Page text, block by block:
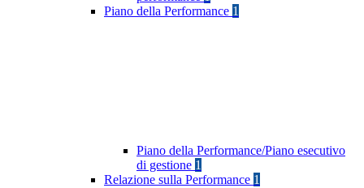
Piano della Performance 1
Piano della Performance/Piano esecutivo
di gestione 1
Relazione sulla Performance 1